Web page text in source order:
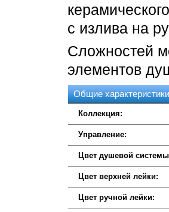
с излива на
Сложностей
элементов
Общие
Коллекция:
Управление:
Цвет душевой
Цвет верхней лейки:
Цвет ручной лейки: